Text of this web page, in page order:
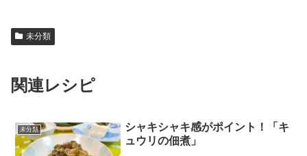
未分類
関連レシピ
未分類
シャキシャキ感がポイント！「キ
ュウリの佃煮」